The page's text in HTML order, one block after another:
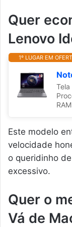
Quer
Lenovo
1º LUGAR EM
Este modelo
velocidade
o queridinho
excessivo.
Quer o
Vá de